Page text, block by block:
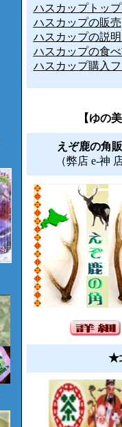
ハスカップトッ
ハスカップの販売
ハスカップの説
ハスカップの食
ハスカップ購入
【ゆ
えぞ鹿の角
（弊店 e-神
★